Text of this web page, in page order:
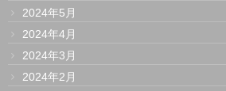
2024年5月
2024年4月
2024年3月
2024年2月